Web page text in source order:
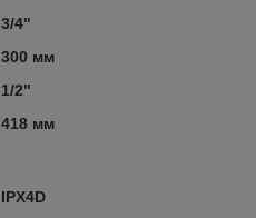
3/4"
300 мм
1/2"
418 мм
IPX4D